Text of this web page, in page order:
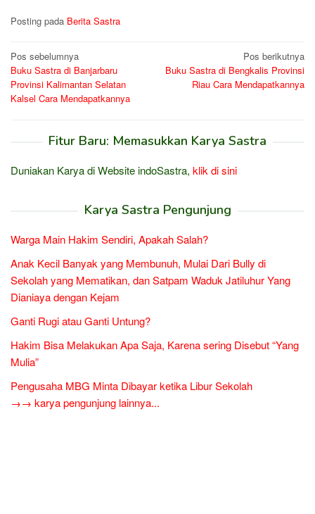
Posting pada Berita Sastra
Navigasi
pos
Pos sebelumnya
Buku Sastra di Banjarbaru
Provinsi Kalimantan Selatan
Kalsel Cara Mendapatkannya
Pos berikutnya
Buku Sastra di Bengkalis Provinsi
Riau Cara Mendapatkannya
Fitur Baru: Memasukkan Karya Sastra
Duniakan Karya di Website indoSastra, klik di sini
Karya Sastra Pengunjung
Warga Main Hakim Sendiri, Apakah Salah?
Anak Kecil Banyak yang Membunuh, Mulai Dari Bully di
Sekolah yang Mematikan, dan Satpam Waduk Jatiluhur Yang
Dianiaya dengan Kejam
Ganti Rugi atau Ganti Untung?
Hakim Bisa Melakukan Apa Saja, Karena sering Disebut “Yang
Mulia”
Pengusaha MBG Minta Dibayar ketika Libur Sekolah
→→ karya pengunjung lainnya...